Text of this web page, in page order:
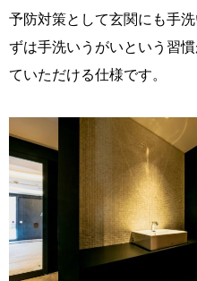
予防対策として玄関にも手
ずは手洗いうがいという習
ていただける仕様です。